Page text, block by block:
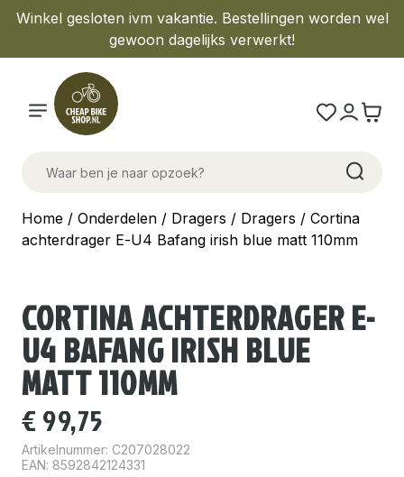
Winkel gesloten ivm vakantie. Bestellingen worden wel
gewoon dagelijks verwerkt!
Home / Onderdelen / Dragers / Dragers / Cortina
achterdrager E-U4 Bafang irish blue matt 110mm
CORTINA ACHTERDRAGER E-
U4 BAFANG IRISH BLUE
MATT 110MM
€ 99,75
Artikelnummer: C207028022
EAN: 8592842124331